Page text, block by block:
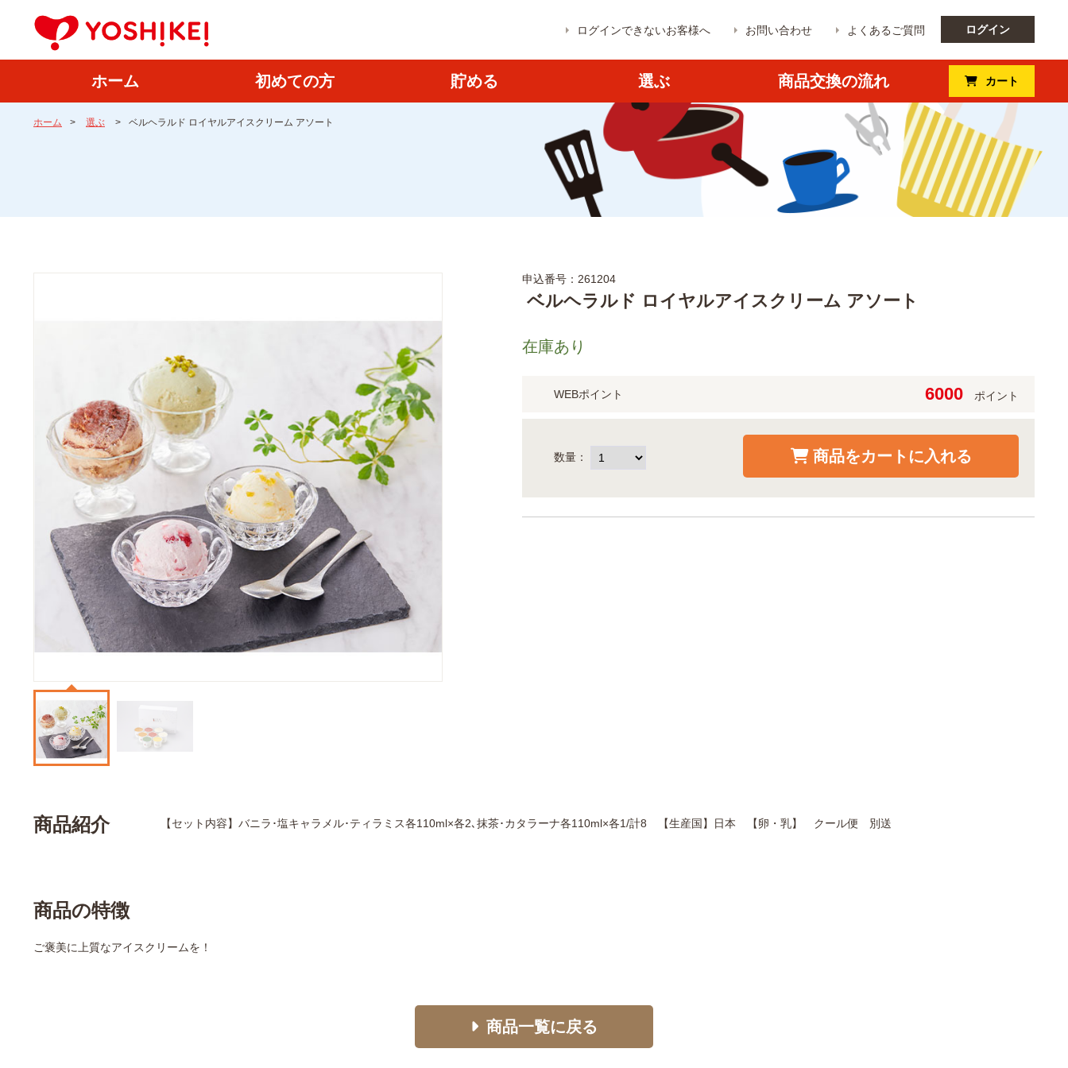
ログインできないお客様へ お問い合わせ よくあるご質問 ログイン
ホーム 初めての方 貯める 選ぶ 商品交換の流れ カート
ホーム > 選ぶ > ベルヘラルド ロイヤルアイスクリーム アソート
申込番号：261204
ベルヘラルド ロイヤルアイスクリーム アソート
在庫あり
WEBポイント 6000 ポイント
数量：
商品紹介 【セット内容】バニラ･塩キャラメル･ティラミス各110ml×各2､抹茶･カタラーナ各110ml×各1/計8 【生産国】日本 【卵・乳】 クール便 別送
商品の特徴
ご褒美に上質なアイスクリームを！
商品一覧に戻る